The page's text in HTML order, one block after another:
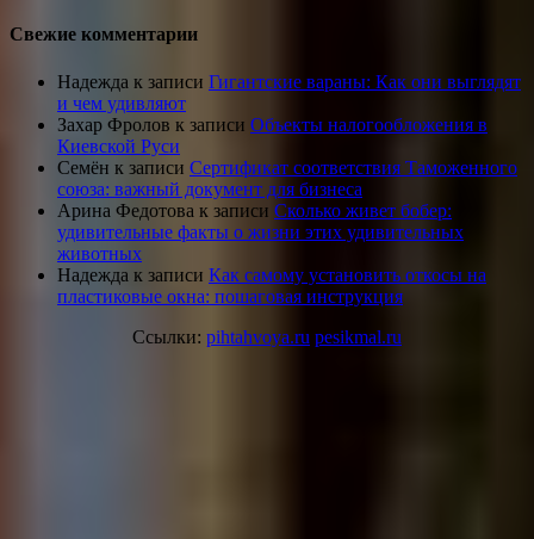
Свежие комментарии
Надежда к записи Гигантские вараны: Как они выглядят
и чем удивляют
Захар Фролов к записи Объекты налогообложения в
Киевской Руси
Семён к записи Сертификат соответствия Таможенного
союза: важный документ для бизнеса
Арина Федотова к записи Сколько живет бобер:
удивительные факты о жизни этих удивительных
животных
Надежда к записи Как самому установить откосы на
пластиковые окна: пошаговая инструкция
Ссылки: pihtahvoya.ru pesikmal.ru